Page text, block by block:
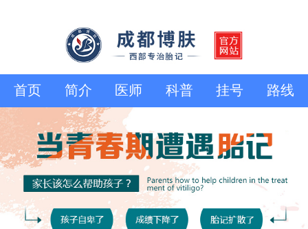
首页 简介 医师 科普 挂号 路线